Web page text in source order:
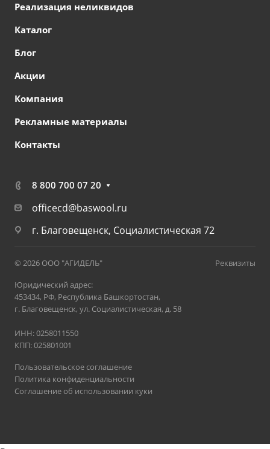
Реализация неликвидов
Каталог
Блог
Акции
Компания
Рекламные материалы
Контакты
8 800 700 07 20
officecd@baswool.ru
г. Благовещенск, Социалистическая 72
© 2026 ООО "АГИДЕЛЬ"
Реквизиты
Юридический адрес:
453434, РФ, Республика Башкортостан,
г. Благовещенск, ул. Социалистическая, д. 58
ИНН: 0258011550
КПП: 025801001
Пользовательское соглашение
Политика конфиденциальности
Соглашение об использовании куки